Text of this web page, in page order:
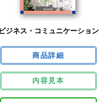
ビジネス・コミュニケーション
内容見本